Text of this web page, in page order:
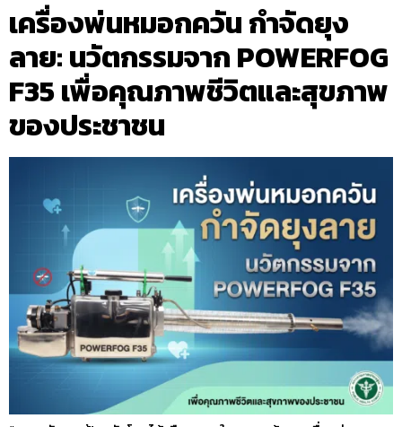
เครื่องพ่นหมอกควัน กำจัดยุง
ลาย: นวัตกรรมจาก POWERFOG
F35 เพื่อคุณภาพชีวิตและสุขภาพ
ของประชาชน